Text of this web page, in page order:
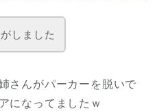
しました
さんがパーカーを脱いで
になってましたｗ